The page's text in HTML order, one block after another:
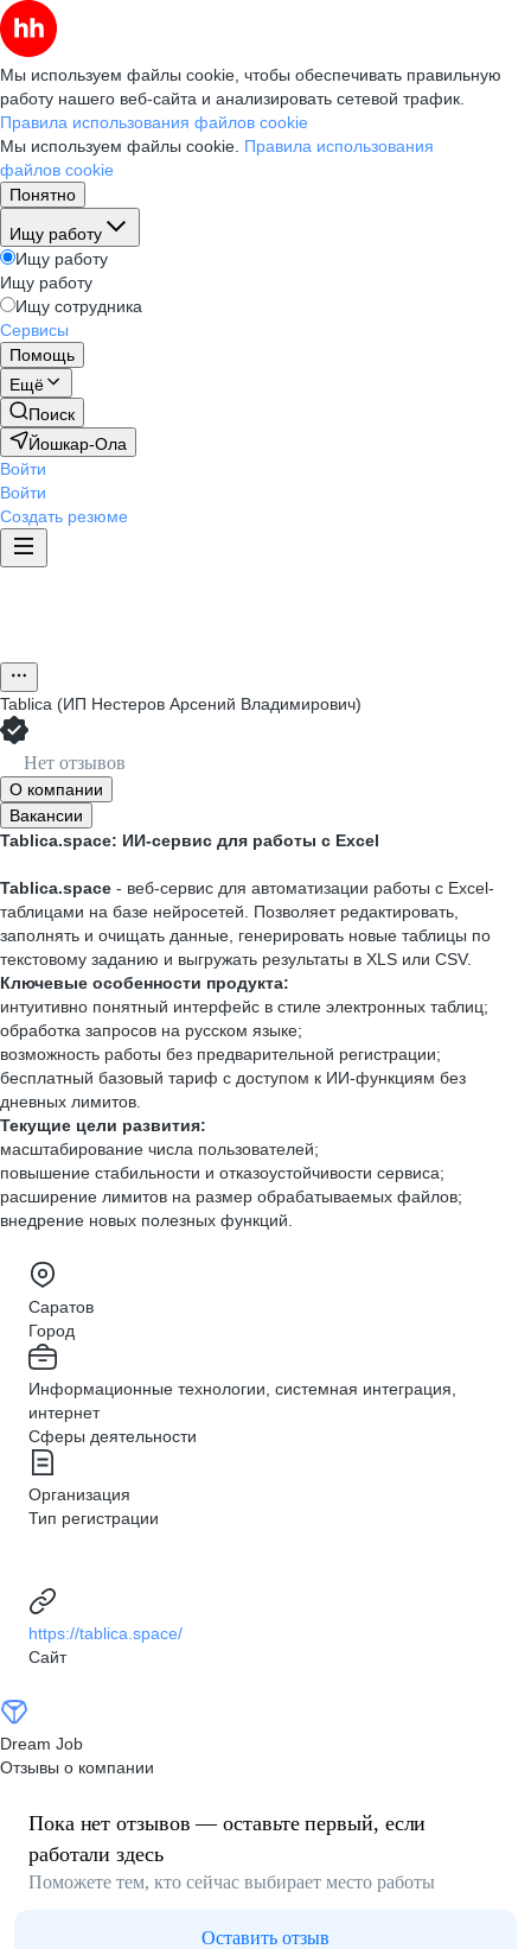
Мы используем файлы cookie, чтобы обеспечивать правильную
работу нашего веб-сайта и анализировать сетевой трафик.
Правила использования файлов cookie
Мы используем файлы cookie. Правила использования
файлов cookie
Понятно
Ищу работу
Ищу работу
Ищу работу
Ищу сотрудника
Сервисы
Помощь
Ещё
Поиск
Йошкар-Ола
Войти
Войти
Создать резюме
Tablica (ИП Нестеров Арсений Владимирович)
Нет отзывов
О компании
Вакансии
Tablica.space: ИИ‑сервис для работы с Excel
Tablica.space - веб‑сервис для автоматизации работы с Excel-
таблицами на базе нейросетей. Позволяет редактировать,
заполнять и очищать данные, генерировать новые таблицы по
текстовому заданию и выгружать результаты в XLS или CSV.
Ключевые особенности продукта:
интуитивно понятный интерфейс в стиле электронных таблиц;
обработка запросов на русском языке;
возможность работы без предварительной регистрации;
бесплатный базовый тариф с доступом к ИИ‑функциям без
дневных лимитов.
Текущие цели развития:
масштабирование числа пользователей;
повышение стабильности и отказоустойчивости сервиса;
расширение лимитов на размер обрабатываемых файлов;
внедрение новых полезных функций.
Саратов
Город
Информационные технологии, системная интеграция,
интернет
Сферы деятельности
Организация
Тип регистрации
https://tablica.space/
Сайт
Dream Job
Отзывы о компании
Пока нет отзывов — оставьте первый, если
работали здесь
Поможете тем, кто сейчас выбирает место работы
Оставить отзыв